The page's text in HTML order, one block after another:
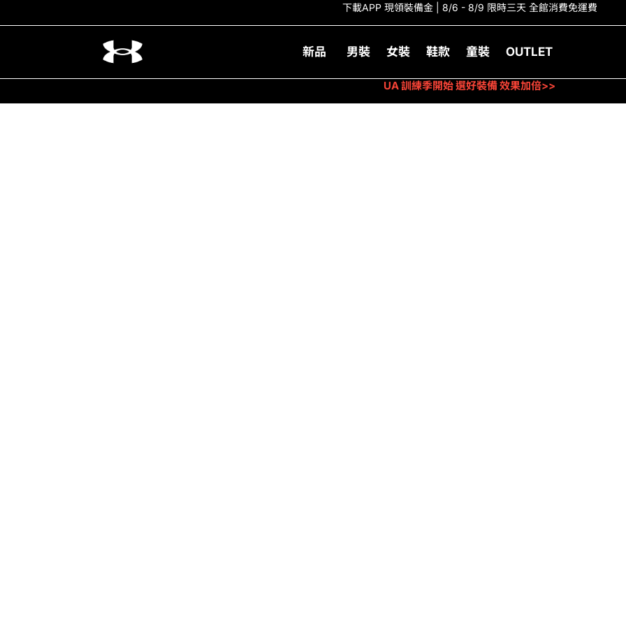
下載APP 現領裝備金 | 8/6 - 8/9 限時三天 全館消費免運費
新品 男裝 女裝 鞋款 童裝 OUTLET
UA 訓練季開始 選好裝備 效果加倍>>